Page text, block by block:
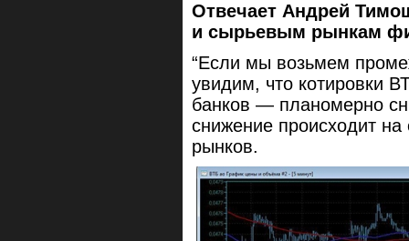
Отвечает Андрей
и сырьевым рынкам
“Если мы возьмем
увидим, что котировки
банков — планомерно
снижение происходит на
рынков.